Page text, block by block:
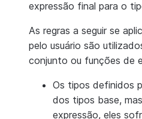
expressão final para o
As regras a seguir se
pelo usuário são
conjunto ou funções de
Os tipos definidos
dos tipos base,
expressão, eles